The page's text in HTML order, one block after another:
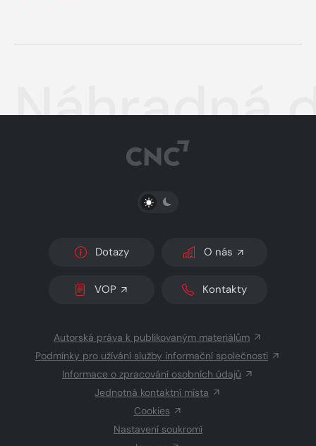
Náhradná
PŘEPNOUT SVĚTLÝ/TMAVÝ REŽIM
Dotazy O nás
VOP Kontakty
Autorská práva k publikovaným materiálům
Podmínky pro užívání služby informační společnosti
Informace o zpracování osobních údajů
Jednotná kontaktní místa
Cookies
Nastavení soukromí